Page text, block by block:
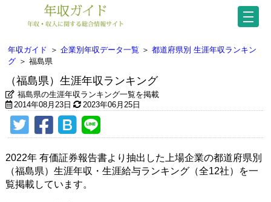
年収ガイド ＞ 企業別年収データ一覧 ＞ 都道府県別 生涯年収ランキン
グ ＞ 福島県
（福島県）生涯年収ランキング
福島県の生涯年収ランキング一覧を掲載
2014年08月23日
2023年06月25日
2022年 有価証券報告書より抽出した上場企業の都道府県別
（福島県）生涯年収・生涯給与ランキング（全12社）を一
覧掲載しています。